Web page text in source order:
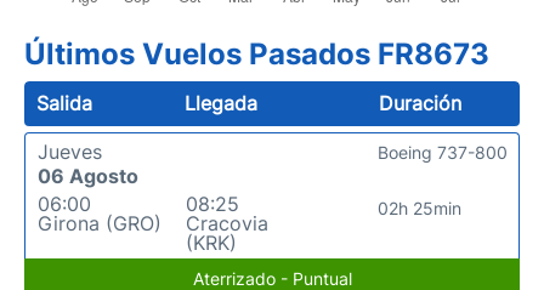
Últimos Vuelos Pasados FR8673
Salida Llegada
Duración
Jueves
06 Agosto
06:00
Girona (GRO)
08:25
Cracovia
(KRK)
02h 25min
Boeing 737-800
Aterrizado - Puntual